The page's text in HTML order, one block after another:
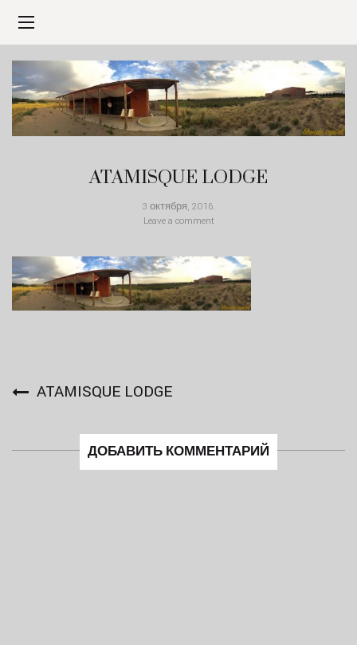
ATAMISQUE LODGE
3 октября, 2016.
Leave a comment
ATAMISQUE LODGE
ДОБАВИТЬ КОММЕНТАРИЙ